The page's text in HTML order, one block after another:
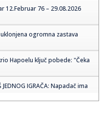
12.Februar 76 – 29.08.2026
ogromna zastava
Hapoelu ključ pobede: "Čeka
JEDNOG IGRAČA: Napadač ima